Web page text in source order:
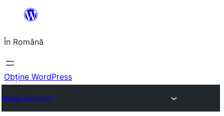
conținut
În Română
Obține WordPress
Plugin Directory